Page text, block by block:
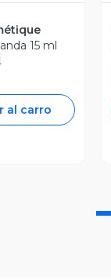
15 ml
al carro